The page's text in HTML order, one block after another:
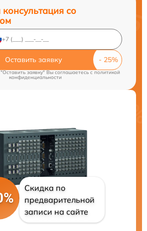
со
Оставить заявку
заявку" Вы соглашаетесь cполитикой
конфиденциальности
Скидка по
предварительной
записи на сайте